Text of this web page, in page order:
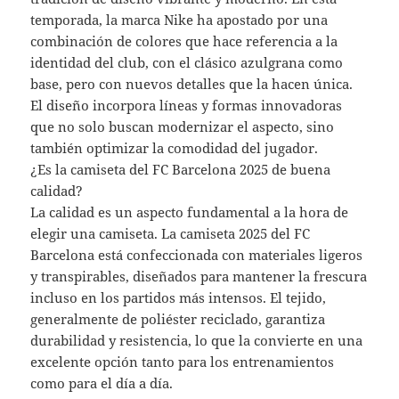
temporada, la marca Nike ha apostado por una
combinación de colores que hace referencia a la
identidad del club, con el clásico azulgrana como
base, pero con nuevos detalles que la hacen única.
El diseño incorpora líneas y formas innovadoras
que no solo buscan modernizar el aspecto, sino
también optimizar la comodidad del jugador.
¿Es la camiseta del FC Barcelona 2025 de buena
calidad?
La calidad es un aspecto fundamental a la hora de
elegir una camiseta. La camiseta 2025 del FC
Barcelona está confeccionada con materiales ligeros
y transpirables, diseñados para mantener la frescura
incluso en los partidos más intensos. El tejido,
generalmente de poliéster reciclado, garantiza
durabilidad y resistencia, lo que la convierte en una
excelente opción tanto para los entrenamientos
como para el día a día.